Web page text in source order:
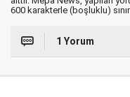
600 karakterle (boşluklu)
1 Yorum